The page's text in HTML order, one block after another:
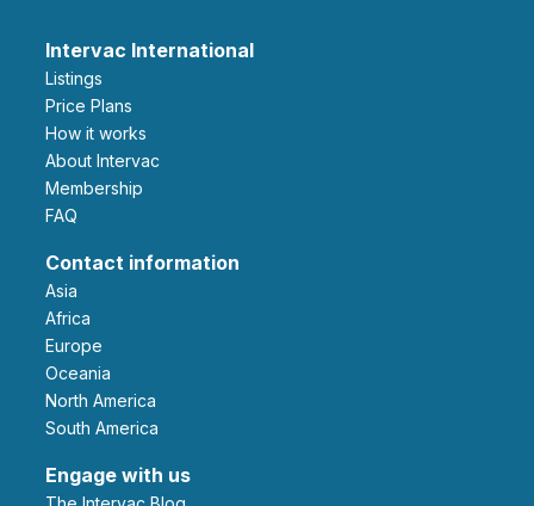
Intervac International
Listings
Price Plans
How it works
About Intervac
Membership
FAQ
Contact information
Asia
Africa
Europe
Oceania
North America
South America
Engage with us